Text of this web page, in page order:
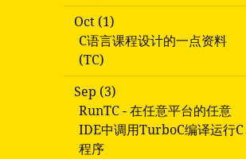
Oct (1)
C语言课程设计的一点资料
(TC)
Sep (3)
RunTC - 在任意平台的任意
IDE中调用TurboC编译运行C
程序